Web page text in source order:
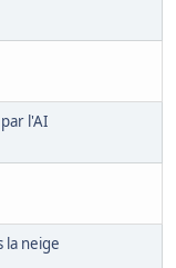
l'AI
la neige